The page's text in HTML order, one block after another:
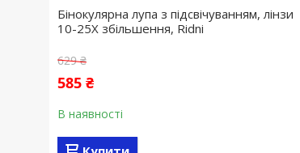
Бінокулярна лупа з підсвічуванням, лінзи
10-25X збільшення, Ridni
629 ₴
585 ₴
В наявності